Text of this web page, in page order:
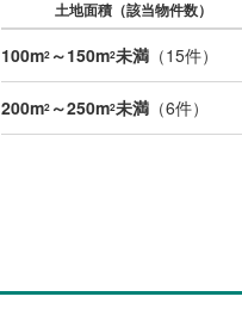
土地面積（該当物件数）
100m2～150m2未満（15件）
200m2～250m2未満（6件）